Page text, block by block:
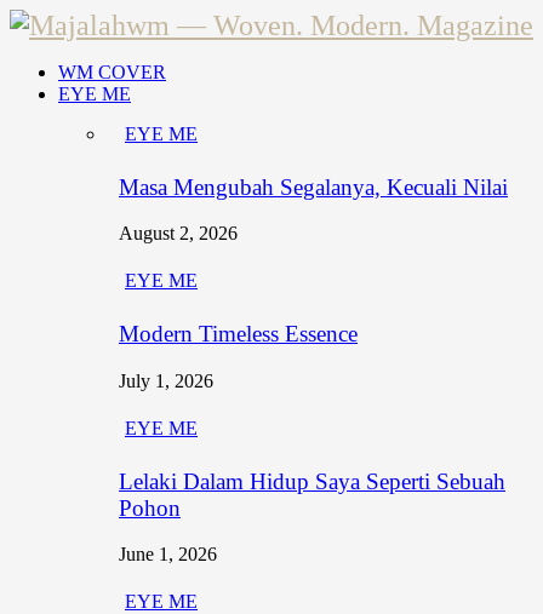
WM COVER
EYE ME
EYE ME
Masa Mengubah Segalanya, Kecuali Nilai
August 2, 2026
EYE ME
Modern Timeless Essence
July 1, 2026
EYE ME
Lelaki Dalam Hidup Saya Seperti Sebuah
Pohon
June 1, 2026
EYE ME